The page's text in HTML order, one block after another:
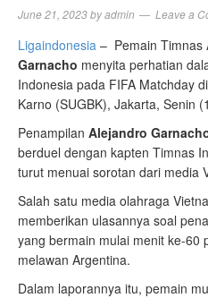
June 21, 2023byadmin Leave a
Ligaindonesia – Pemain Timnas
Garnacho menyita perhatian
Indonesia pada FIFA Matchday
Karno (SUGBK), Jakarta, Senin
Penampilan Alejandro
berduel dengan kapten Timnas
turut menuai sorotan dari media
Salah satu media olahraga
memberikan ulasannya soal
yang bermain mulai menit ke-60
melawan Argentina.
Dalam laporannya itu, pemain